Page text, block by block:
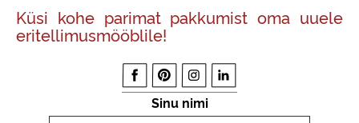
Küsi kohe parimat pakkumist oma uuele
eritellimusmööblile!
Sinu nimi